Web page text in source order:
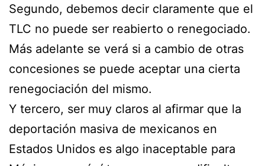
Segundo, debemos decir claramente que el
TLC no puede ser reabierto o renegociado.
Más adelante se verá si a cambio de otras
concesiones se puede aceptar una cierta
renegociación del mismo.
Y tercero, ser muy claros al afirmar que la
deportación masiva de mexicanos en
Estados Unidos es algo inaceptable para